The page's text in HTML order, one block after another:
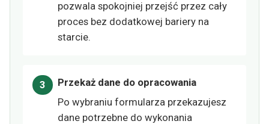
pozwala spokojniej przejść przez cały
proces bez dodatkowej bariery na
starcie.
Przekaż dane do opracowania
Po wybraniu formularza przekazujesz
dane potrzebne do wykonania